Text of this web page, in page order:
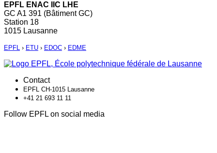
EPFL ENAC IIC LHE
GC A1 391 (Bâtiment GC)
Station 18
1015 Lausanne
EPFL › ETU › EDOC › EDME
Contact
EPFL CH-1015 Lausanne
+41 21 693 11 11
Follow EPFL on social media